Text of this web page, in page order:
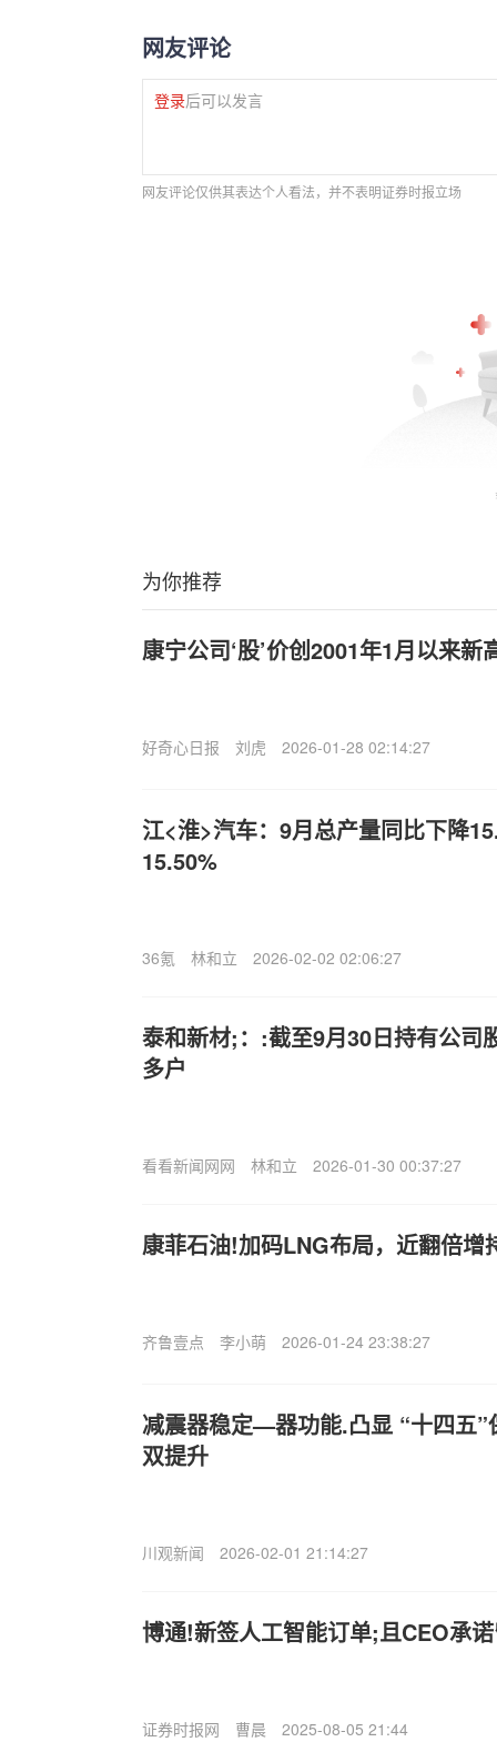
网友评论
登录后可以发言
网友评论仅供其表达个人看法，并不表明证券时报立场
为你推荐
康宁公司‘股’价创2001年1月以来新
好奇心日报 刘虎 2026-01-28 02:14:27
江<淮>汽车：9月总产量同比下降
15.50%
36氪 林和立 2026-02-02 02:06:27
泰和新材;：:截至9月30日持有公司
多户
看看新闻网网 林和立 2026-01-30 00:37:27
康菲石油!加码LNG布局，近翻倍增
齐鲁壹点 李小萌 2026-01-24 23:38:27
减震器稳定—器功能.凸显 “十四五”
双提升
川观新闻 2026-02-01 21:14:27
博通!新签人工智能订单;且CEO承
证券时报网 曹晨 2025-08-05 21:44